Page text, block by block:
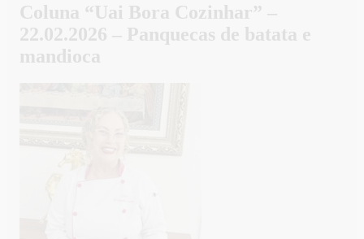
Coluna “Uai Bora Cozinhar” –
22.02.2026 – Panquecas de batata e
mandioca